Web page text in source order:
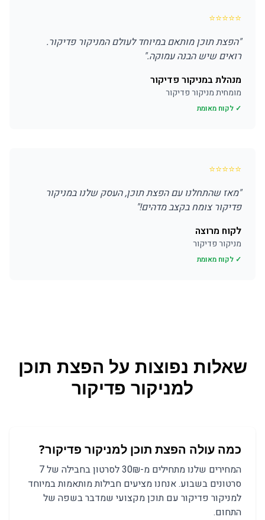
⭐
⭐
⭐
⭐
⭐
"הפצת תוכן מותאם במיוחד לעולם המניקור פדיקור.
רואים שיש הבנה עמוקה."
מנהלת במניקור פדיקור
מומחית מניקור פדיקור
✓ לקוח מאומת
⭐
⭐
⭐
⭐
⭐
"מאז שהתחלנו עם הפצת תוכן, העסק שלנו במניקור
פדיקור צומח בקצב מדהים!"
לקוח מרוצה
מניקור פדיקור
✓ לקוח מאומת
שאלות נפוצות על הפצת תוכן
למניקור פדיקור
כמה עולה הפצת תוכן למניקור פדיקור?
המחירים שלנו מתחילים מ-30₪ לסרטון בחבילה של 7
סרטונים בשבוע. אנחנו מציעים חבילות מותאמות במיוחד
למניקור פדיקור עם תוכן מקצועי שמדבר בשפה של
התחום.